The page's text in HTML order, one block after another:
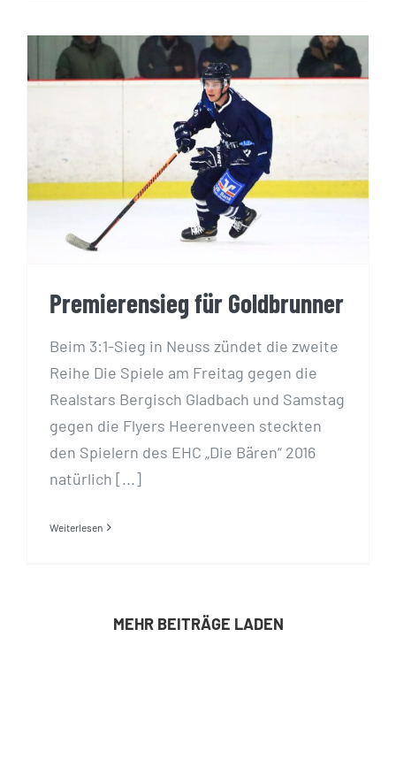
Premierensieg für Goldbrunner
Premierensieg für Goldbrunner
Beim 3:1-Sieg in Neuss zündet die zweite
Reihe Die Spiele am Freitag gegen die
Realstars Bergisch Gladbach und Samstag
gegen die Flyers Heerenveen steckten
den Spielern des EHC „Die Bären“ 2016
natürlich [...]
Weiterlesen
MEHR BEITRÄGE LADEN